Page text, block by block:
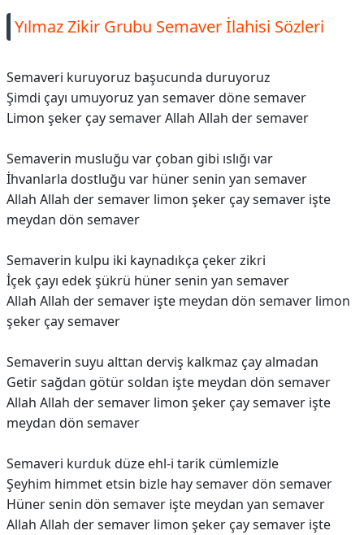
Yılmaz Zikir Grubu Semaver İlahisi Sözleri
Semaveri kuruyoruz başucunda duruyoruz
Şimdi çayı umuyoruz yan semaver döne semaver
Limon şeker çay semaver Allah Allah der semaver
Semaverin musluğu var çoban gibi ıslığı var
İhvanlarla dostluğu var hüner senin yan semaver
Allah Allah der semaver limon şeker çay semaver işte
meydan dön semaver
Semaverin kulpu iki kaynadıkça çeker zikri
İçek çayı edek şükrü hüner senin yan semaver
Allah Allah der semaver işte meydan dön semaver limon
şeker çay semaver
Semaverin suyu alttan derviş kalkmaz çay almadan
Getir sağdan götür soldan işte meydan dön semaver
Allah Allah der semaver limon şeker çay semaver işte
meydan dön semaver
Semaveri kurduk düze ehl-i tarik cümlemizle
Şeyhim himmet etsin bizle hay semaver dön semaver
Hüner senin dön semaver işte meydan yan semaver
Allah Allah der semaver limon şeker çay semaver işte